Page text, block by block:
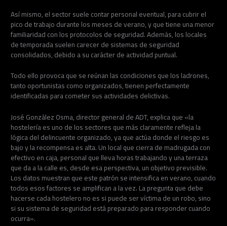
Así mismo, el sector suele contar personal eventual, para cubrir el
pico de trabajo durante los meses de verano, y que tiene una menor
familiaridad con los protocolos de seguridad. Además, los locales
de temporada suelen carecer de sistemas de seguridad
consolidados, debido a su carácter de actividad puntual.
Todo ello provoca que se reúnan las condiciones que los ladrones,
tanto oportunistas como organizados, tienen perfectamente
identificadas para cometer sus actividades delictivas.
José González Osma, director general de ADT, explica que «la
hostelería es uno de los sectores que más claramente refleja la
lógica del delincuente organizado, ya que actúa donde el riesgo es
bajo y la recompensa es alta. Un local que cierra de madrugada con
efectivo en caja, personal que lleva horas trabajando y una terraza
que da a la calle es, desde esa perspectiva, un objetivo previsible.
Los datos muestran que este patrón se intensifica en verano, cuando
todos esos factores se amplifican a la vez. La pregunta que debe
hacerse cada hostelero no es si puede ser víctima de un robo, sino
si su sistema de seguridad está preparado para responder cuando
ocurra».